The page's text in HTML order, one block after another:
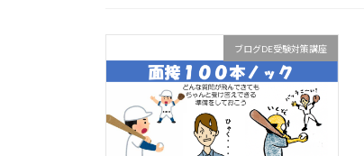
ブログDE受験対策講座